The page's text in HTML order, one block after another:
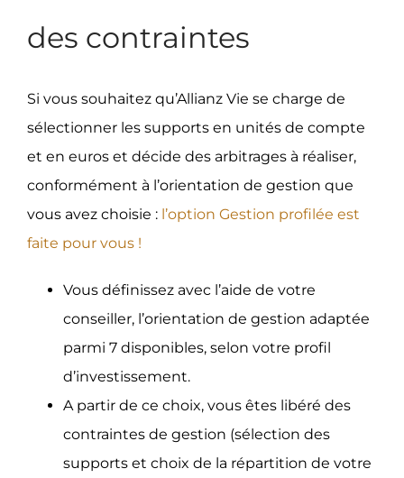
des contraintes
Si vous souhaitez qu’Allianz Vie se charge de
sélectionner les supports en unités de compte
et en euros et décide des arbitrages à réaliser,
conformément à l’orientation de gestion que
vous avez choisie : l’option Gestion profilée est
faite pour vous !
Vous définissez avec l’aide de votre
conseiller, l’orientation de gestion adaptée
parmi 7 disponibles, selon votre profil
d’investissement.
A partir de ce choix, vous êtes libéré des
contraintes de gestion (sélection des
supports et choix de la répartition de votre